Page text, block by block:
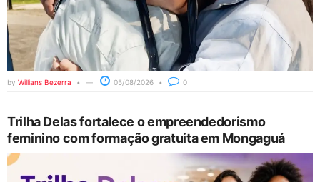
by Willians Bezerra 05/08/2026 0
Trilha Delas fortalece o empreendedorismo
feminino com formação gratuita em Mongaguá